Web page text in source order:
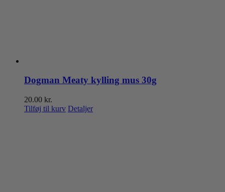
Dogman Meaty kylling mus 30g
20.00 kr.
Tilføj til kurv Detaljer